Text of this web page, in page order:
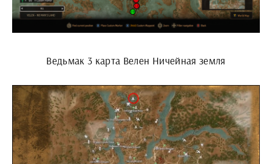
Ведьмак 3 карта Велен Ничейная земля